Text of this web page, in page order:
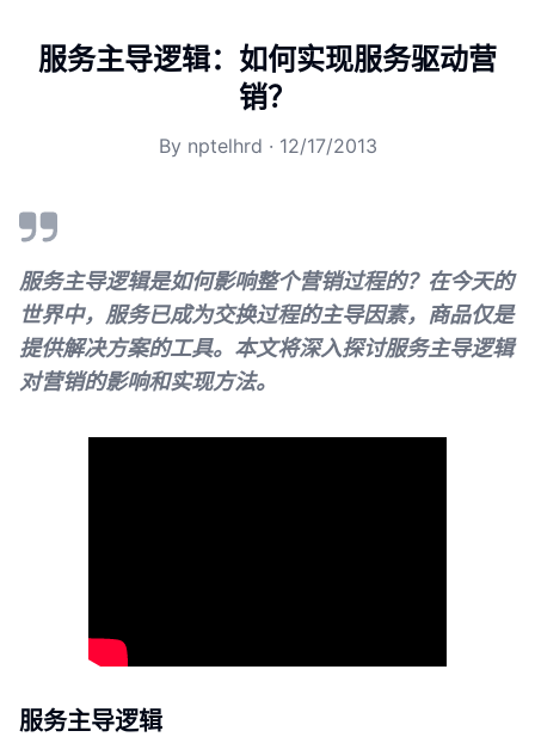
服务主导逻辑：如何实现服务驱动营
销？
By nptelhrd · 12/17/2013
服务主导逻辑是如何影响整个营销过程的？在今天的
世界中，服务已成为交换过程的主导因素，商品仅是
提供解决方案的工具。本文将深入探讨服务主导逻辑
对营销的影响和实现方法。
服务主导逻辑